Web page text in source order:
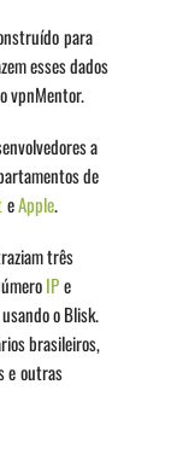
para
esses dados
vpnMentor.
a
de
eApple.
três
IPe
o Blisk.
brasileiros,
e outras